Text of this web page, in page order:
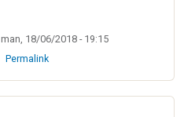
man, 18/06/2018 - 19:15
Permalink